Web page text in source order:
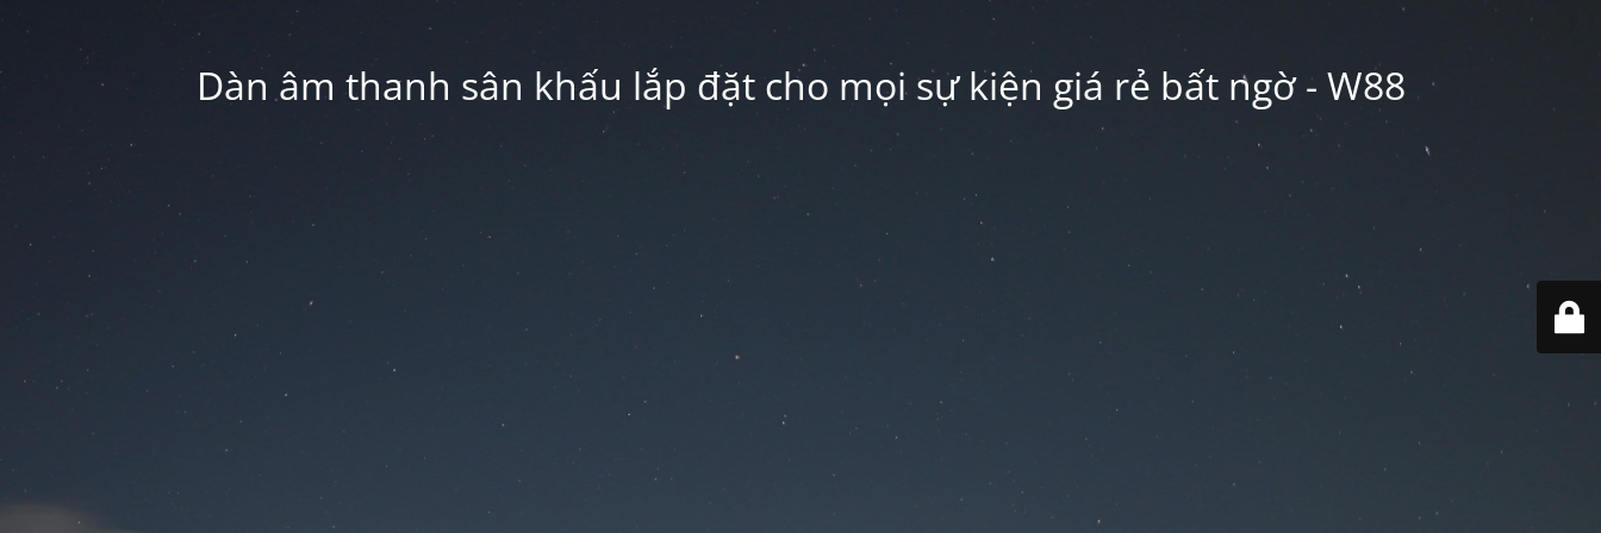
Dàn âm thanh sân khấu lắp đặt cho mọi sự kiện giá rẻ bất ngờ - W88